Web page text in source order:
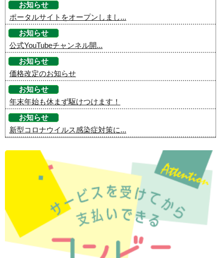
お知らせ
ポータルサイトをオープンしまし...
お知らせ
公式YouTubeチャンネル開...
お知らせ
価格改定のお知らせ
お知らせ
年末年始も休まず駆けつけます！
お知らせ
新型コロナウイルス感染症対策に...